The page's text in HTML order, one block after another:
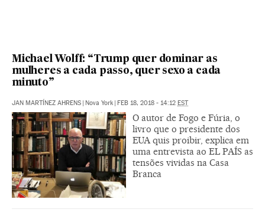
Michael Wolff: “Trump quer dominar as
mulheres a cada passo, quer sexo a cada
minuto”
JAN MARTÍNEZ AHRENS | Nova York | FEB 18, 2018 - 14:12 EST
O autor de Fogo e Fúria, o
livro que o presidente dos
EUA quis proibir, explica em
uma entrevista ao EL PAÍS as
tensões vividas na Casa
Branca